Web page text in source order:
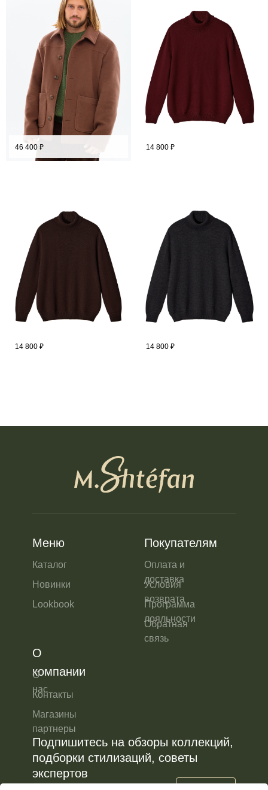
46 400 ₽ 14 800 ₽
14 800 ₽ 14 800 ₽
Меню
Каталог
Новинки
Lookbook
Покупателям
Оплата и
доставка
Условия
возврата
Программа
лояльности
Обратная
связь
О
компании
О
нас
Контакты
Магазины
партнеры
Подпишитесь на обзоры коллекций,
подборки стилизаций, советы
экспертов